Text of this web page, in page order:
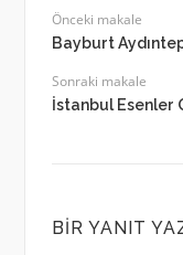
Önceki makale
Bayburt
Sonraki makale
İstanbul Esenler
BIR YANIT